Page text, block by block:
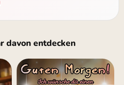
davon entdecken